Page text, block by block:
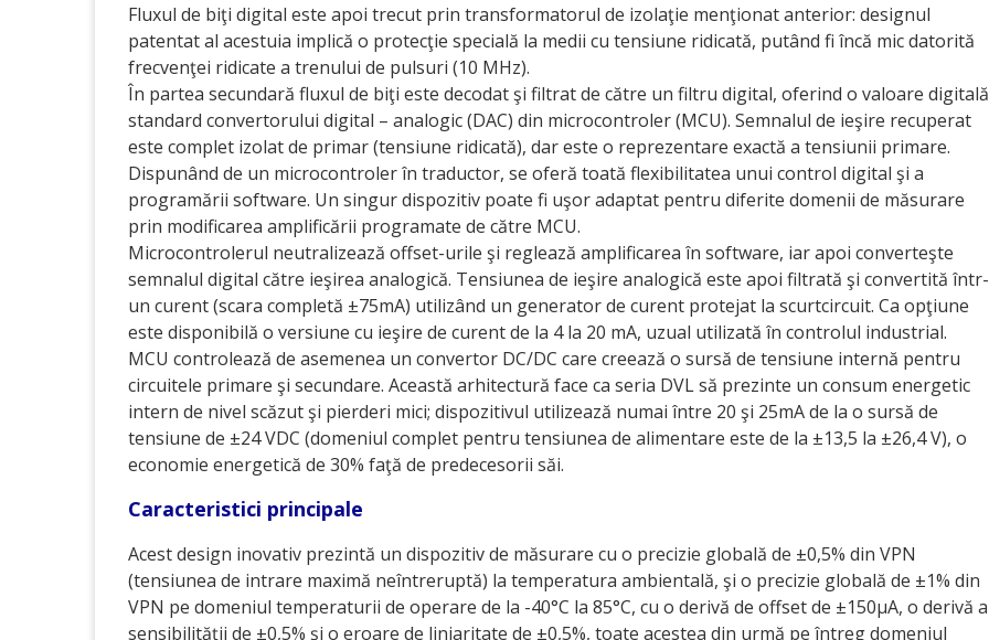
Fluxul de biţi digital este apoi trecut prin transformatorul de izolaţie menţionat anterior: designul
patentat al acestuia implică o protecţie specială la medii cu tensiune ridicată, putând fi încă mic datorită
frecvenţei ridicate a trenului de pulsuri (10 MHz).
În partea secundară fluxul de biţi este decodat şi filtrat de către un filtru digital, oferind o valoare digitală
standard convertorului digital – analogic (DAC) din microcontroler (MCU). Semnalul de ieşire recuperat
este complet izolat de primar (tensiune ridicată), dar este o reprezentare exactă a tensiunii primare.
Dispunând de un microcontroler în traductor, se oferă toată flexibilitatea unui control digital şi a
programării software. Un singur dispozitiv poate fi uşor adaptat pentru diferite domenii de măsurare
prin modificarea amplificării programate de către MCU.
Microcontrolerul neutralizează offset-urile şi reglează amplificarea în software, iar apoi converteşte
semnalul digital către ieşirea analogică. Tensiunea de ieşire analogică este apoi filtrată şi convertită într-
un curent (scara completă ±75mA) utilizând un generator de curent protejat la scurtcircuit. Ca opţiune
este disponibilă o versiune cu ieşire de curent de la 4 la 20 mA, uzual utilizată în controlul industrial.
MCU controlează de asemenea un convertor DC/DC care creează o sursă de tensiune internă pentru
circuitele primare şi secundare. Această arhitectură face ca seria DVL să prezinte un consum energetic
intern de nivel scăzut şi pierderi mici; dispozitivul utilizează numai între 20 şi 25mA de la o sursă de
tensiune de ±24 VDC (domeniul complet pentru tensiunea de alimentare este de la ±13,5 la ±26,4 V), o
economie energetică de 30% faţă de predecesorii săi.
Caracteristici principale
Acest design inovativ prezintă un dispozitiv de măsu­rare cu o precizie globală de ±0,5% din VPN
(tensiunea de intrare maximă neîntreruptă) la temperatura ambientală, şi o precizie globală de ±1% din
VPN pe domeniul temperaturii de operare de la -40°C la 85°C, cu o derivă de offset de ±150µA, o derivă a
sensibilităţii de ±0,5% şi o eroare de liniaritate de ±0,5%, toate acestea din urmă pe întreg domeniul